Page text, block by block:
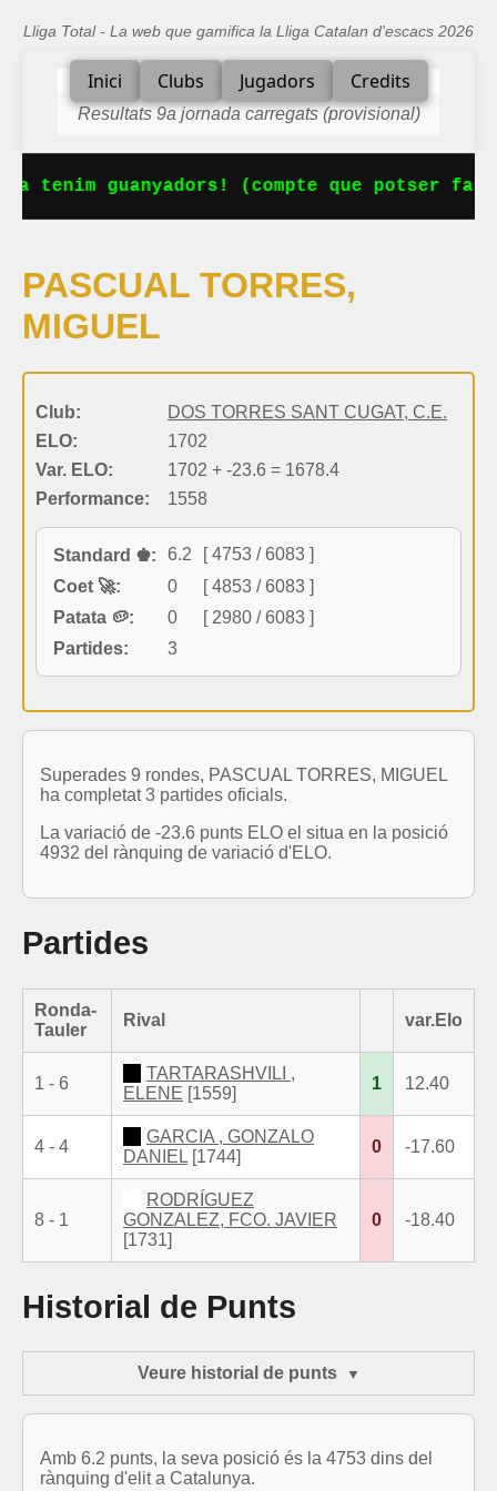
Lliga Total - La web que gamifica la Lliga Catalan d'escacs 2026
Inici Clubs Jugadors Credits
Resultats 9a jornada carregats (provisional)
tenim guanyadors! (compte que potser
PASCUAL TORRES,
MIGUEL
Club:
DOS TORRES SANT CUGAT, C.E.
ELO:
1702
Var. ELO:
1702 + -23.6 = 1678.4
Performance:
1558
Standard ♚: 6.2
[ 4753 / 6083 ]
Coet 🚀:
0
[ 4853 / 6083 ]
Patata 🥔:
0
[ 2980 / 6083 ]
Partides:
3
Superades 9 rondes, PASCUAL TORRES, MIGUEL
ha completat 3 partides oficials.
La variació de -23.6 punts ELO el situa en la posició
4932 del rànquing de variació d'ELO.
Partides
Ronda-
Tauler
Rival var.Elo
1 - 6
TARTARASHVILI ,
ELENE [1559]
1 12.40
4 - 4
GARCIA , GONZALO
DANIEL [1744]
0 -17.60
8 - 1
RODRÍGUEZ
GONZALEZ, FCO. JAVIER
[1731]
0 -18.40
Historial de Punts
Veure historial de punts
Amb 6.2 punts, la seva posició és la 4753 dins del
rànquing d'elit a Catalunya.